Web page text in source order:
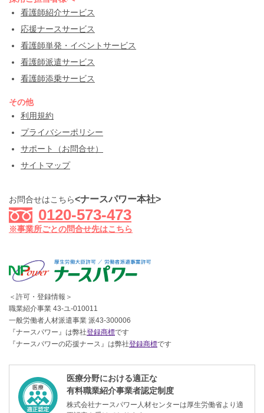
看護師紹介サービス
応援ナースサービス
看護師単発・イベントサービス
看護師派遣サービス
看護師添乗サービス
その他
利用規約
プライバシーポリシー
サポート（お問合せ）
サイトマップ
お問合せはこちら<ナースパワー本社>
0120-573-473
※事業所ごとの問合せ先はこちら
＜許可・登録情報＞
職業紹介事業 43-ユ-010011
一般労働者人材派遣事業 派43-300006
『ナースパワー』は弊社登録商標です
『ナースパワーの応援ナース』は弊社登録商標です
医療分野における適正な
有料職業紹介事業者認定制度
株式会社ナースパワー人材センターは厚生労働省より適